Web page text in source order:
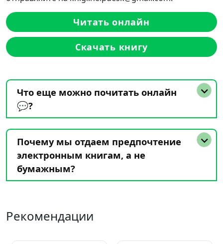
Читать онлайн
Скачать книгу
Что еще можно почитать онлайн
💬?
Почему мы отдаем предпочтение
электронным книгам, а не
бумажным?
Рекомендации